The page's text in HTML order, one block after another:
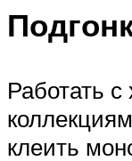
Работать
клеить